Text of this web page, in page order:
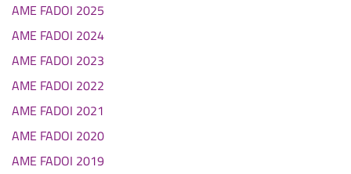
AME FADOI 2025
AME FADOI 2024
AME FADOI 2023
AME FADOI 2022
AME FADOI 2021
AME FADOI 2020
AME FADOI 2019